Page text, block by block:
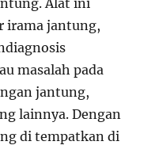
irama jantung,
masalah pada
jantung,
lainnya. Dengan
di tempatkan di